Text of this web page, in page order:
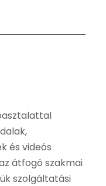
és videós
átfogó szakmai
szolgáltatási